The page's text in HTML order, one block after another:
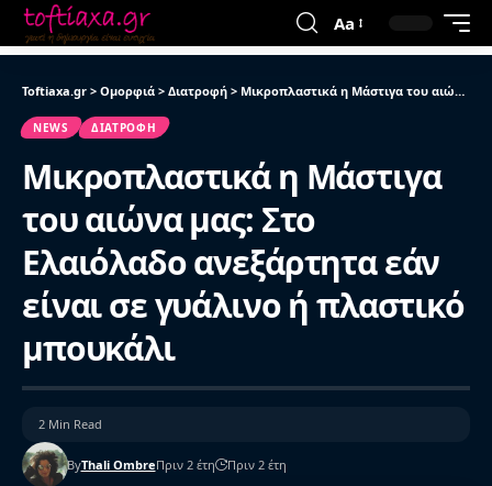
Aa
Toftiaxa.gr > Ομορφιά > Διατροφή > Μικροπλαστικά η Μάστιγα του αιώνα μας: Στο Ελαιόλαδο ανεξάρτητα εάν είναι σε γυάλινο ή πλαστικό μπουκάλι
NEWS ΔΙΑΤΡΟΦΉ
Μικροπλαστικά η Μάστιγα
του αιώνα μας: Στο
Ελαιόλαδο ανεξάρτητα εάν
είναι σε γυάλινο ή πλαστικό
μπουκάλι
ByThali OmbreΠριν 2 έτη Πριν 2 έτη
2 Min Read